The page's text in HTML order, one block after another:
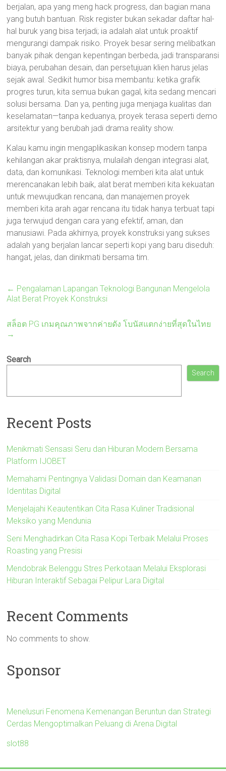
berjalan, apa yang meng hack progress, dan bagian mana
yang butuh bantuan. Risk register bukan sekadar daftar hal-
hal buruk yang bisa terjadi; ia adalah alat untuk proaktif
mengurangi dampak risiko. Proyek besar sering melibatkan
banyak pihak dengan kepentingan berbeda, jadi transparansi
biaya, perubahan desain, dan persetujuan klien harus jelas
sejak awal. Sedikit humor bisa membantu: ketika grafik
progres turun, kita semua bukan gagal, kita sedang mencari
solusi bersama. Dan ya, penting juga menjaga kualitas dan
keselamatan—tanpa keduanya, proyek terasa seperti demo
arsitektur yang berubah jadi drama reality show.
Kalau kamu ingin mengaplikasikan konsep modern tanpa
kehilangan akar praktisnya, mulailah dengan integrasi alat,
data, dan komunikasi. Teknologi memberi kita alat untuk
merencanakan lebih baik, alat berat memberi kita kekuatan
untuk mewujudkan rencana, dan manajemen proyek
memberi kita arah agar rencana itu tidak hanya terbuat tapi
juga terwujud dengan cara yang efektif, aman, dan
manusiawi. Pada akhirnya, proyek konstruksi yang sukses
adalah yang berjalan lancar seperti kopi yang baru diseduh:
hangat, jelas, dan dinikmati bersama tim.
← Pengalaman Lapangan Teknologi Bangunan Mengelola
Alat Berat Proyek Konstruksi
สล็อต PG เกมคุณภาพจากค่ายดัง โบนัสแตกง่ายที่สุดในไทย
→
Search
Search
Recent Posts
Menikmati Sensasi Seru dan Hiburan Modern Bersama
Platform IJOBET
Memahami Pentingnya Validasi Domain dan Keamanan
Identitas Digital
Menjelajahi Keautentikan Cita Rasa Kuliner Tradisional
Meksiko yang Mendunia
Seni Menghadirkan Cita Rasa Kopi Terbaik Melalui Proses
Roasting yang Presisi
Mendobrak Belenggu Stres Perkotaan Melalui Eksplorasi
Hiburan Interaktif Sebagai Pelipur Lara Digital
Recent Comments
No comments to show.
Sponsor
Menelusuri Fenomena Kemenangan Beruntun dan Strategi
Cerdas Mengoptimalkan Peluang di Arena Digital
slot88